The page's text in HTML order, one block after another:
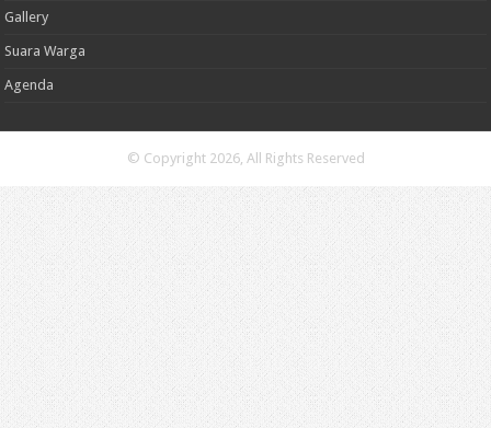
Gallery
Suara Warga
Agenda
© Copyright 2026, All Rights Reserved